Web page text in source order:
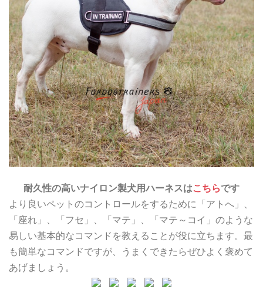
耐久性の高いナイロン製犬用ハーネスはこちらです
より良いペットのコントロールをするために「アトへ」、
「座れ」、「フセ」、「マテ」、「マテ～コイ」のような
易しい基本的なコマンドを教えることが役に立ちます。最
も簡単なコマンドですが、うまくできたらぜひよく褒めて
あげましょう。